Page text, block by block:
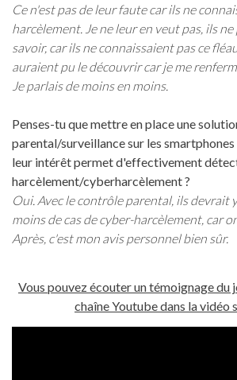
Ce n'est pas de leur faute car ils ne
harcèlement. Je ne leur en veut pas, ils
savoir, car ils ne connaissaient pas ce
auraient pu le découvrir car je me
Je parlais de moins en moins.
Penses-tu que mettre en place une
parental/surveillance sur les smartphones
leur intérêt permet d'effectivement
harcèlement/cyberharcèlement ?
Oui. Avec le contrôle parental, ils devrait
moins de cas de cyber-harcèlement, car
Après, c'est mon avis personnel bien sûr.
Vous pouvez écouter un témoignage du
chaîne Youtube dans la vidéo